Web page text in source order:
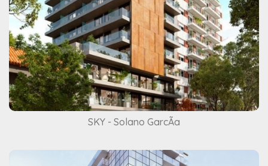
SKY - Solano GarcÃ­a